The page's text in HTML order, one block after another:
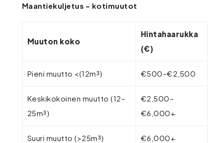
Maantiekuljetus – kotimuutot
Muuton koko
Hintahaarukka
(€)
Pieni muutto <(12m³) €500–€2,500
Keskikokoinen muutto (12–
25m³)
€2,500–
€6,000+
Suuri muutto (>25m³) €6,000+